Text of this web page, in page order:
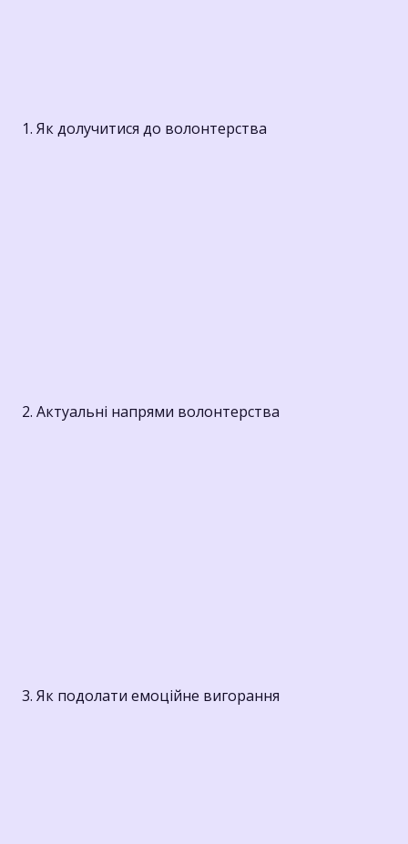
1. Як долучитися до волонтерства
2. Актуальні напрями волонтерства
3. Як подолати емоційне вигорання